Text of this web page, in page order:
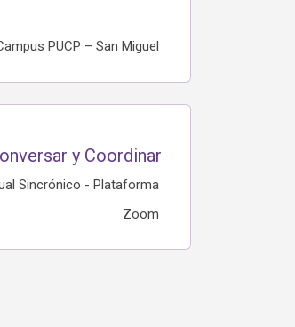
PUCP – San Miguel
y Coordinar
Sincrónico - Plataforma
Zoom